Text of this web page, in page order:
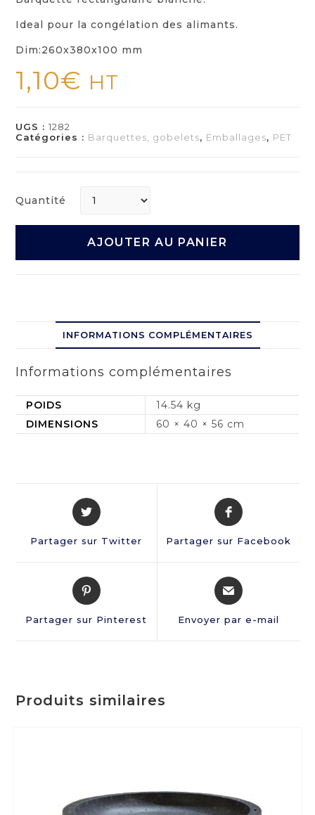
Ideal pour la congélation des alimants.
Dim:260x380x100 mm
1,10€ HT
UGS :1282
Catégories : Barquettes, gobelets, Emballages, PET
Quantité
AJOUTER AU PANIER
INFORMATIONS COMPLÉMENTAIRES
Informations complémentaires
POIDS
14.54 kg
DIMENSIONS
60 × 40 × 56 cm
Partager sur Twitter Partager sur Facebook
Partager sur Pinterest Envoyer par e-mail
Produits similaires